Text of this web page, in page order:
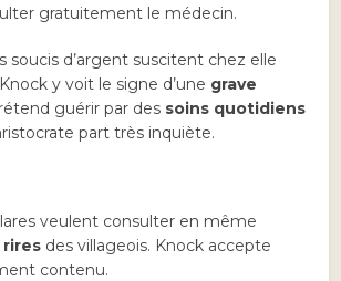
gratuitement le médecin.
soucis d’argent suscitent chez elle
y voit le signe d’une grave
guérir par des soins quotidiens
part très inquiète.
veulent consulter en même
rires des villageois. Knock accepte
contenu.